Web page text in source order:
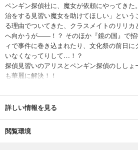
ペンギン探偵社に、魔女が依頼にやってき
治をする見習い魔女を助けてほしい」とい
る理由でついてきた、クラスメイトのリリ
へ向かうが――！？ そのほか『鏡の国』で招
ィで事件に巻き込まれたり、文化祭の前日
いなくなってりして…！？
探偵見習いのアリスとペンギン探偵のしし
も華麗に解決！！
※この作品は底本と同じクオリティのイラス
※対象年齢：中学年から
詳しい情報を見る
閲覧環境